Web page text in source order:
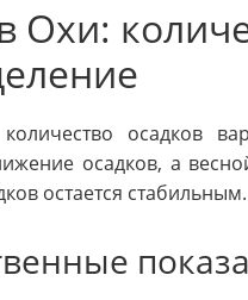
Охи:
осадков
осадков, а
остается стабильным.